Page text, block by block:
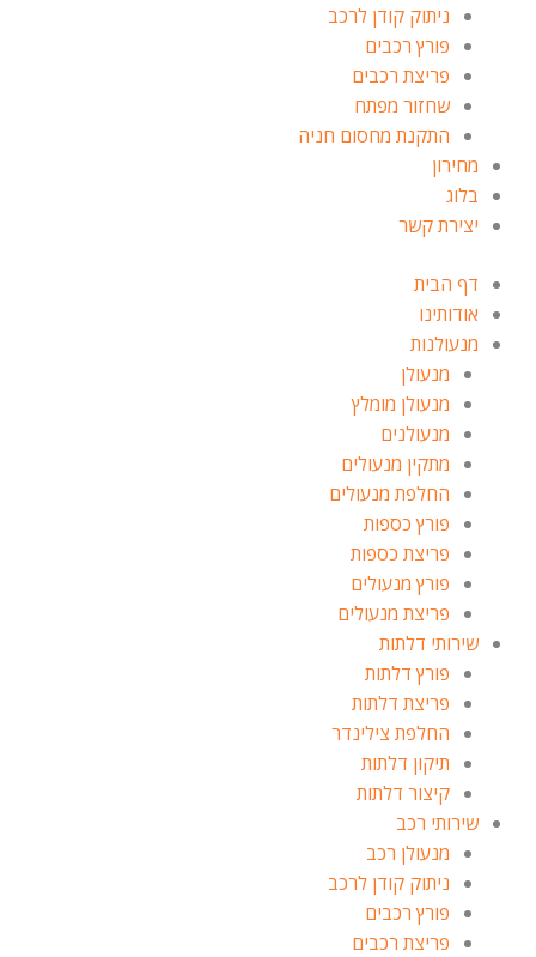
ניתוק קודן לרכב
פורץ רכבים
פריצת רכבים
שחזור מפתח
התקנת מחסום חניה
מחירון
בלוג
יצירת קשר
דף הבית
אודותינו
מנעולנות
מנעולן
מנעולן מומלץ
מנעולנים
מתקין מנעולים
החלפת מנעולים
פורץ כספות
פריצת כספות
פורץ מנעולים
פריצת מנעולים
שירותי דלתות
פורץ דלתות
פריצת דלתות
החלפת צילינדר
תיקון דלתות
קיצור דלתות
שירותי רכב
מנעולן רכב
ניתוק קודן לרכב
פורץ רכבים
פריצת רכבים